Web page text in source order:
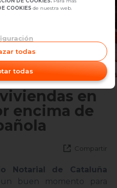
en
encima de
Compartir
Notarial de Cataluña
buen momento para
COOKIES de nuestra web.
todas
todas